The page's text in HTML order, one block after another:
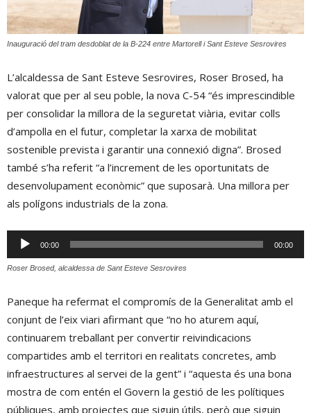
Inauguració del tram desdoblat de la B-224 entre Martorell i Sant Esteve Sesrovires
L’alcaldessa de Sant Esteve Sesrovires, Roser Brosed, ha
valorat que per al seu poble, la nova C-54 “és imprescindible
per consolidar la millora de la seguretat viària, evitar colls
d’ampolla en el futur, completar la xarxa de mobilitat
sostenible prevista i garantir una connexió digna”. Brosed
també s’ha referit “a l’increment de les oportunitats de
desenvolupament econòmic” que suposarà. Una millora per
als polígons industrials de la zona.
Reproductor
d'àudio
00:00 00:00
Roser Brosed, alcaldessa de Sant Esteve Sesrovires
Paneque ha refermat el compromís de la Generalitat amb el
conjunt de l’eix viari afirmant que “no ho aturem aquí,
continuarem treballant per convertir reivindicacions
compartides amb el territori en realitats concretes, amb
infraestructures al servei de la gent” i “aquesta és una bona
mostra de com entén el Govern la gestió de les polítiques
públiques, amb projectes que siguin útils, però que siguin